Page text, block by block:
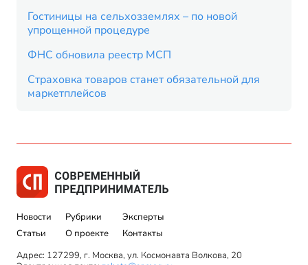
Гостиницы на сельхозземлях – по новой
упрощенной процедуре
ФНС обновила реестр МСП
Страховка товаров станет обязательной для
маркетплейсов
Новости
Статьи
Рубрики
О проекте
Эксперты
Контакты
Адрес: 127299, г. Москва, ул. Космонавта Волкова, 20